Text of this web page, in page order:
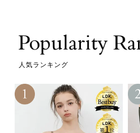
人気ランキング